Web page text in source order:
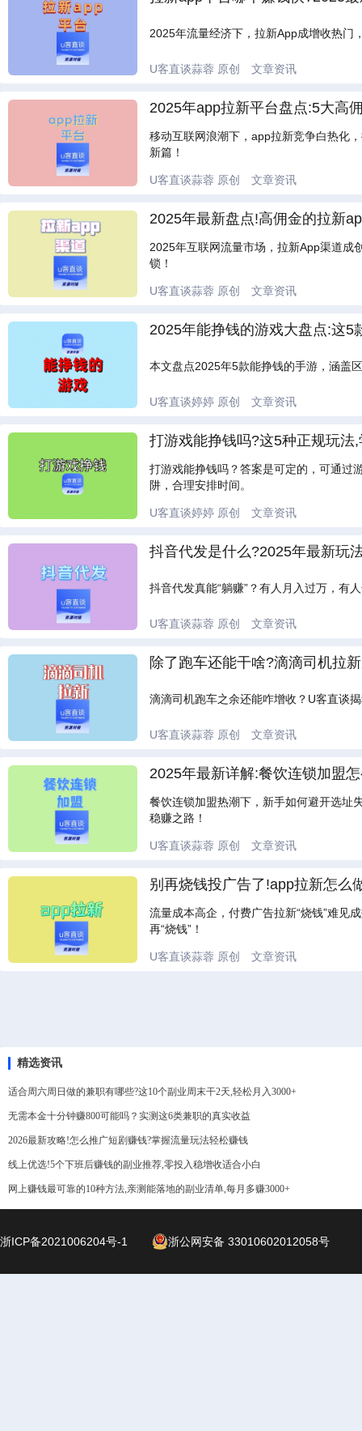
2025年流量经济下，拉新App成增收热门
U客直谈蒜蓉 原创 文章资讯
2025年app拉新平台盘点:5大高
移动互联网浪潮下，app拉新竞争白热化
新篇！
U客直谈蒜蓉 原创 文章资讯
2025年最新盘点!高佣金的拉新
2025年互联网流量市场，拉新App渠道成
锁！
U客直谈蒜蓉 原创 文章资讯
2025年能挣钱的游戏大盘点:这5
本文盘点2025年5款能挣钱的手游，涵盖
U客直谈婷婷 原创 文章资讯
打游戏能挣钱吗?这5种正规玩法
打游戏能挣钱吗？答案是可定的，可通过
阱，合理安排时间。
U客直谈婷婷 原创 文章资讯
抖音代发是什么?2025年最新玩
抖音代发真能“躺赚”？有人月入过万，有
U客直谈蒜蓉 原创 文章资讯
除了跑车还能干啥?滴滴司机拉
滴滴司机跑车之余还能咋增收？U客直谈
U客直谈蒜蓉 原创 文章资讯
2025年最新详解:餐饮连锁加盟
餐饮连锁加盟热潮下，新手如何避开选址
稳赚之路！
U客直谈蒜蓉 原创 文章资讯
别再烧钱投广告了!app拉新怎么
流量成本高企，付费广告拉新“烧钱”难见
再“烧钱”！
U客直谈蒜蓉 原创 文章资讯
精选资讯
适合周六周日做的兼职有哪些?这10个副业周末干2天,轻松月入3000+
无需本金十分钟赚800可能吗？实测这6类兼职的真实收益
2026最新攻略!怎么推广短剧赚钱?掌握流量玩法轻松赚钱
线上优选!5个下班后赚钱的副业推荐,零投入稳增收适合小白
网上赚钱最可靠的10种方法,亲测能落地的副业清单,每月多赚3000+
浙ICP备2021006204号-1 浙公网安备 33010602012058号